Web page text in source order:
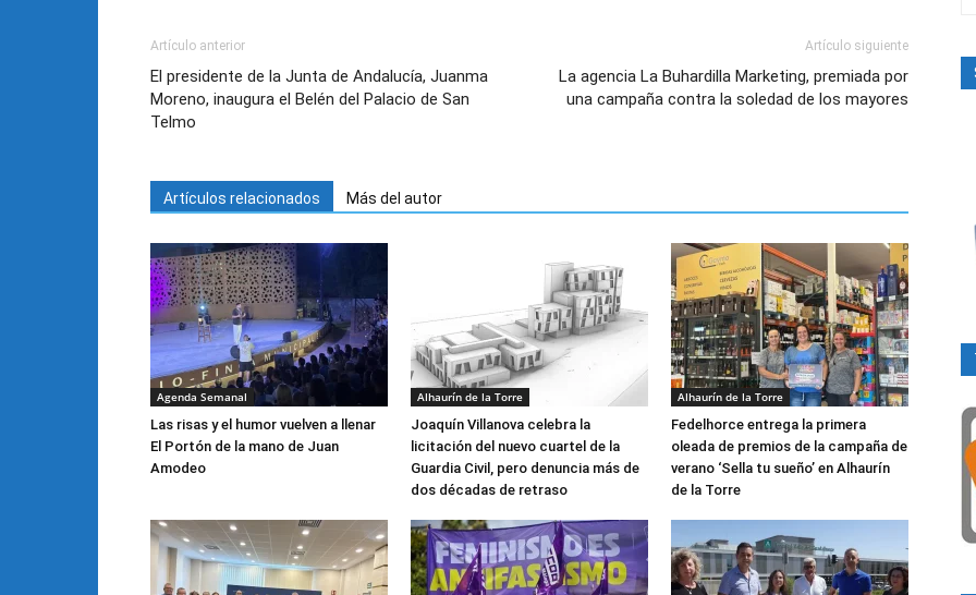
Artículo anterior
El presidente de la Junta de Andalucía, Juanma
Moreno, inaugura el Belén del Palacio de San
Telmo
Artículo siguiente
La agencia La Buhardilla Marketing, premiada por
una campaña contra la soledad de los mayores
Artículos relacionados Más del autor
Agenda Semanal
Las risas y el humor vuelven a llenar
El Portón de la mano de Juan
Amodeo
Alhaurín de la Torre
Joaquín Villanova celebra la
licitación del nuevo cuartel de la
Guardia Civil, pero denuncia más de
dos décadas de retraso
Alhaurín de la Torre
Fedelhorce entrega la primera
oleada de premios de la campaña de
verano ‘Sella tu sueño’ en Alhaurín
de la Torre